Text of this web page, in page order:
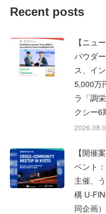
Recent posts
【ニュ
パウダ
ス、イ
5,000万
ラ「調
クシー6
【開催
ベント
主催、
構 U-
同企画）